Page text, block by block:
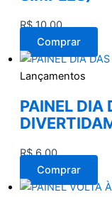
R$10,00
Comprar
Lançamentos
PAINEL DIA
R$6,00
Comprar